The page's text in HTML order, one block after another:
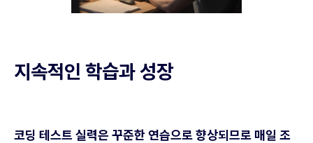
지속적인 학습과 성장
코딩 테스트 실력은 꾸준한 연습으로 향상되므로 매일 조